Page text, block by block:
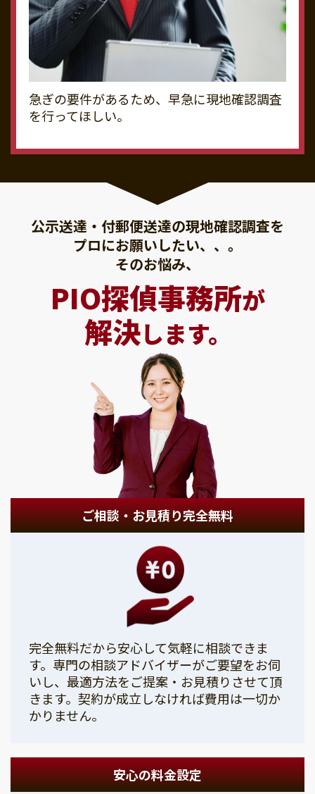
急ぎの要件があるため、早急に現地確認調査
を行ってほしい。
公示送達・付郵便送達の現地確認調査を
プロにお願いしたい、、。
そのお悩み、
PIO探偵事務所が
解決します。
ご相談・お見積り完全無料
完全無料だから安心して気軽に相談できま
す。専門の相談アドバイザーがご要望をお伺
いし、最適方法をご提案・お見積りさせて頂
きます。契約が成立しなければ費用は一切か
かりません。
安心の料金設定